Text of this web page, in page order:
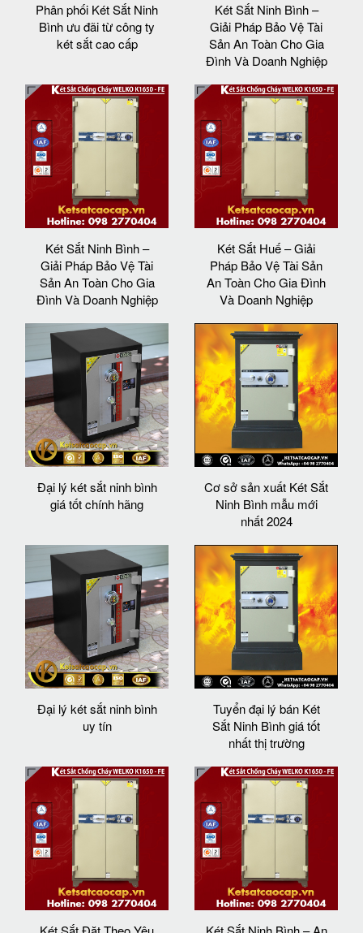
Phân phối Két Sắt Ninh
Bình ưu đãi từ công ty
két sắt cao cấp
Két Sắt Ninh Bình –
Giải Pháp Bảo Vệ Tài
Sản An Toàn Cho Gia
Đình Và Doanh Nghiệp
Két Sắt Ninh Bình –
Giải Pháp Bảo Vệ Tài
Sản An Toàn Cho Gia
Đình Và Doanh Nghiệp
Két Sắt Huế – Giải
Pháp Bảo Vệ Tài Sản
An Toàn Cho Gia Đình
Và Doanh Nghiệp
Đại lý két sắt ninh bình
giá tốt chính hãng
Cơ sở sản xuất Két Sắt
Ninh Bình mẫu mới
nhất 2024
Đại lý két sắt ninh bình
uy tín
Tuyển đại lý bán Két
Sắt Ninh Bình giá tốt
nhất thị trường